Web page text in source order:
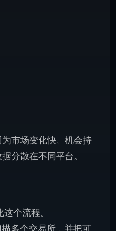
市场变化快、机会持
分散在不同平台。
个流程。
多个交易所，并把可